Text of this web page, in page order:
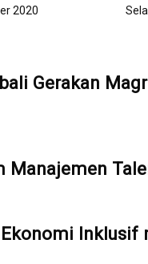
2020
Gerakan
Manajemen
Inklusif